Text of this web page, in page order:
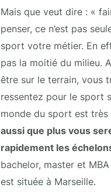
Mais que veut dire : «
penser, ce n’est pas
sport votre métier. En
pas la moitié du milieu.
être sur le terrain, vous
ressentez pour le sport
monde du sport est
aussi que plus vous
rapidement les
bachelor, master et
est située à Marseille.